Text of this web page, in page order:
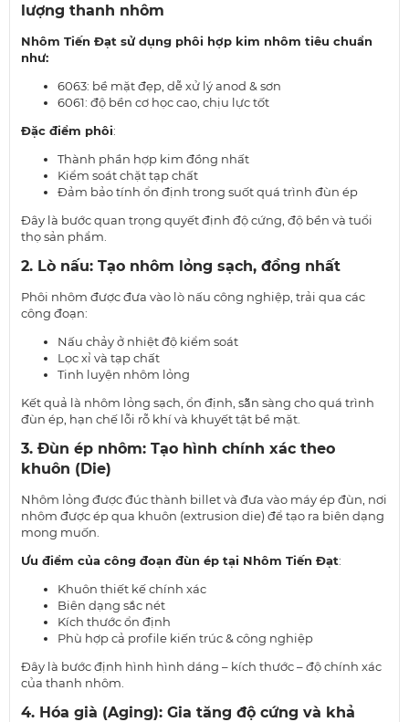
lượng thanh nhôm
Nhôm Tiến Đạt sử dụng phôi hợp kim nhôm tiêu chuẩn
như:
6063: bề mặt đẹp, dễ xử lý anod & sơn
6061: độ bền cơ học cao, chịu lực tốt
Đặc điểm phôi:
Thành phần hợp kim đồng nhất
Kiểm soát chặt tạp chất
Đảm bảo tính ổn định trong suốt quá trình đùn ép
Đây là bước quan trọng quyết định độ cứng, độ bền và tuổi
thọ sản phẩm.
2. Lò nấu: Tạo nhôm lỏng sạch, đồng nhất
Phôi nhôm được đưa vào lò nấu công nghiệp, trải qua các
công đoạn:
Nấu chảy ở nhiệt độ kiểm soát
Lọc xỉ và tạp chất
Tinh luyện nhôm lỏng
Kết quả là nhôm lỏng sạch, ổn định, sẵn sàng cho quá trình
đùn ép, hạn chế lỗi rỗ khí và khuyết tật bề mặt.
3. Đùn ép nhôm: Tạo hình chính xác theo
khuôn (Die)
Nhôm lỏng được đúc thành billet và đưa vào máy ép đùn, nơi
nhôm được ép qua khuôn (extrusion die) để tạo ra biên dạng
mong muốn.
Ưu điểm của công đoạn đùn ép tại Nhôm Tiến Đạt:
Khuôn thiết kế chính xác
Biên dạng sắc nét
Kích thước ổn định
Phù hợp cả profile kiến trúc & công nghiệp
Đây là bước định hình hình dáng – kích thước – độ chính xác
của thanh nhôm.
4. Hóa già (Aging): Gia tăng độ cứng và khả